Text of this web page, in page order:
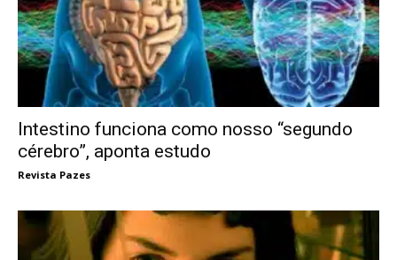
Intestino funciona como nosso “segundo
cérebro”, aponta estudo
Revista Pazes